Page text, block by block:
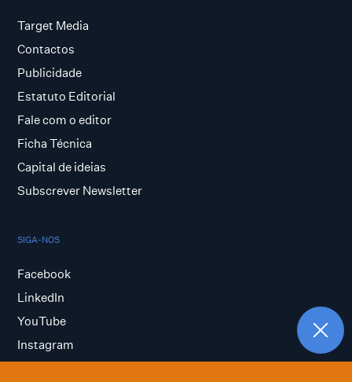
Target Media
Contactos
Publicidade
Estatuto Editorial
Fale com o editor
Ficha Técnica
Capital de ideias
Subscrever Newsletter
SIGA-NOS
Facebook
LinkedIn
YouTube
Instagram